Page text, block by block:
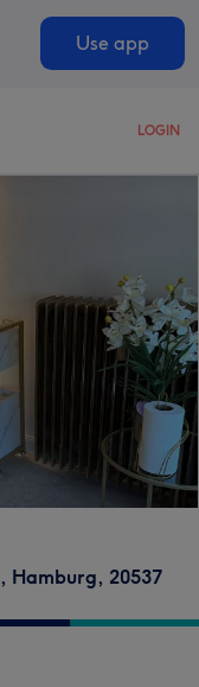
Use app
LOGIN
, Hamburg, 20537